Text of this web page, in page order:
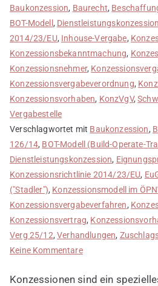
Baukonzession, Baurecht,
BOT-Modell ,
2014/23/EU, Inhouse-Vergabe,
Konzessionsbekanntmachung,
Konzessionsnehmer,
Konzessionsvergabeverordnung,
Konzessionsvorhaben, KonzVgV,
Vergabestelle
Verschlagwortet mit Baukonzession,
126/14, BOT-Modell (Build-Operate-
Dienstleistungskonzession,
Konzessionsrichtlinie 2014/23/EU,
("Stadler"), Konzessionsmodell im
Konzessionsvergabeverfahren,
Konzessionsvertrag,
Verg 25/12,Verhandlungen,
Keine Kommentarezu
für
Konzessionen sind ein